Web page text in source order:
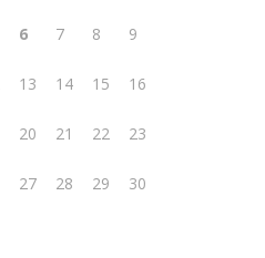
6 7 8 9
13 14 15 16
20 21 22 23
27 28 29 30